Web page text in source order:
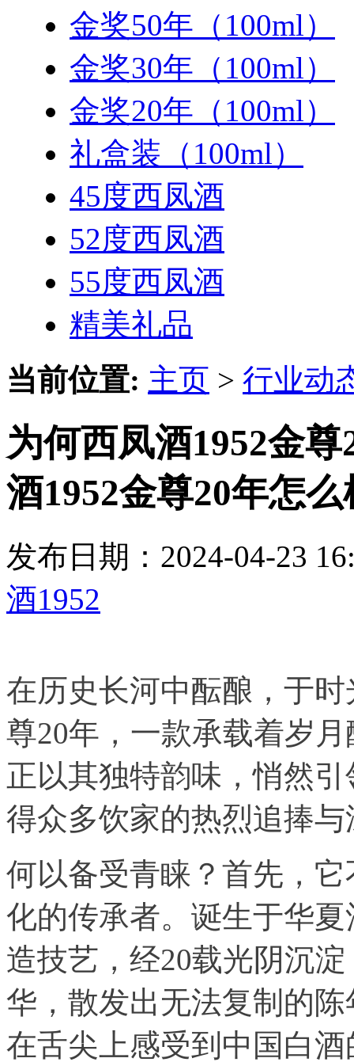
金奖50年（100ml）
金奖30年（100ml）
金奖20年（100ml）
礼盒装（100ml）
45度西凤酒
52度西凤酒
55度西凤酒
精美礼品
当前位置: 主页 > 行业动
为何西凤酒1952金
酒1952金尊20年怎么
发布日期：2024-04-23
酒1952
在历史长河中酝酿，于
尊20年，一款承载着岁
正以其独特韵味，悄然
得众多饮家的热烈追捧
何以备受青睐？首先，
化的传承者。诞生于华
造技艺，经20载光阴沉
华，散发出无法复制的
在舌尖上感受到中国白